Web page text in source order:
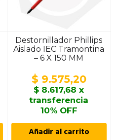
Destornillador Phillips
Aislado IEC Tramontina
– 6 X 150 MM
$ 9.575,20
$ 8.617,68 x
transferencia
10% OFF
Añadir al carrito